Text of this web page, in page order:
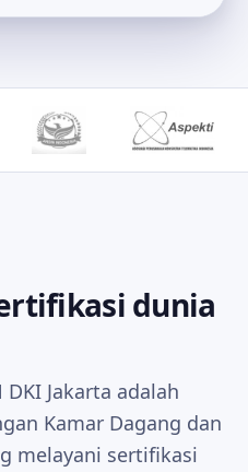
dunia
Jakarta adalah
Kamar Dagang dan
melayani sertifikasi